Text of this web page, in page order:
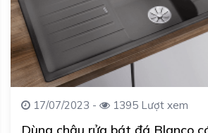
17/07/2023 - 1395 Lượt xem
Dùng chậu rửa bát đá Blanco